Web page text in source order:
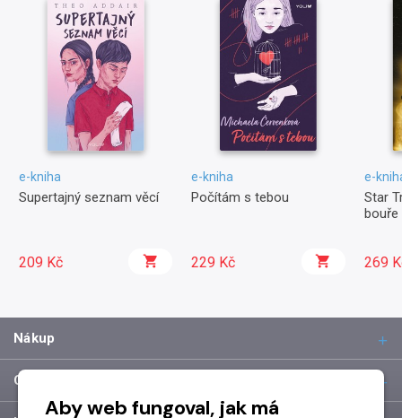
e-kniha
Supertajný seznam věcí
209 Kč
e-kniha
Počítám s tebou
229 Kč
e-
Star
bouře
269
Nákup
O společnosti
Aby web fungoval, jak má